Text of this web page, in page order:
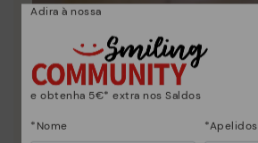
Adira à nossa
e obtenha 5€* extra nos Saldos
*Nome *Apelidos